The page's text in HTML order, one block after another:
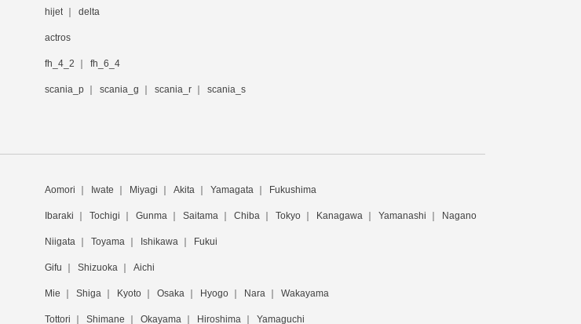
hijet delta
actros
fh_4_2 fh_6_4
scania_p scania_g scania_r scania_s
Aomori Iwate Miyagi Akita Yamagata Fukushima
Ibaraki Tochigi Gunma Saitama Chiba Tokyo Kanagawa Yamanashi Nagano
Niigata Toyama Ishikawa Fukui
Gifu Shizuoka Aichi
Mie Shiga Kyoto Osaka Hyogo Nara Wakayama
Tottori Shimane Okayama Hiroshima Yamaguchi